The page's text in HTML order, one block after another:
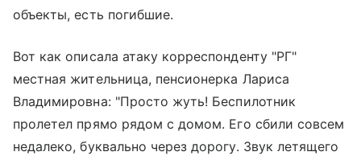
объекты, есть погибшие.
Вот как описала атаку корреспонденту "РГ"
местная жительница, пенсионерка Лариса
Владимировна: "Просто жуть! Беспилотник
пролетел прямо рядом с домом. Его сбили совсем
недалеко, буквально через дорогу. Звук летящего